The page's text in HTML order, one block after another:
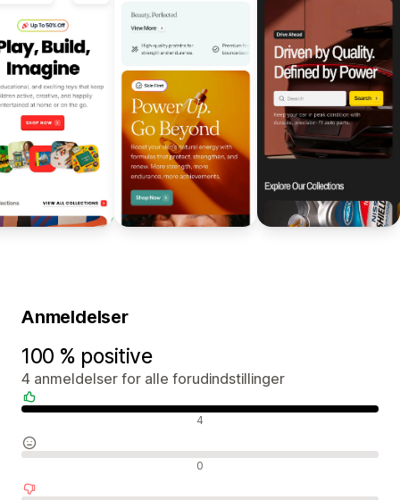
Anmeldelser
100 % positive
4 anmeldelser for alle forudindstillinger
4
0